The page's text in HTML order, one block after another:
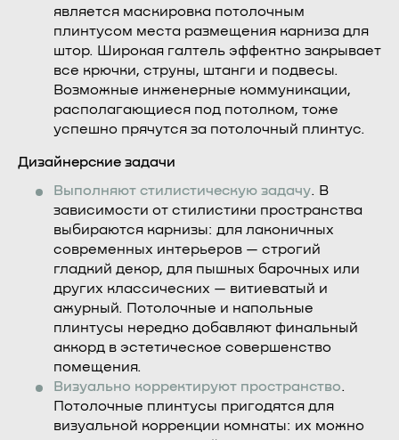
является маскировка потолочным
плинтусом места размещения карниза для
штор. Широкая галтель эффектно закрывает
все крючки, струны, штанги и подвесы.
Возможные инженерные коммуникации,
располагающиеся под потолком, тоже
успешно прячутся за потолочный плинтус.
Дизайнерские задачи
Выполняют стилистическую задачу. В
зависимости от стилистики пространства
выбираются карнизы: для лаконичных
современных интерьеров — строгий
гладкий декор, для пышных барочных или
других классических — витиеватый и
ажурный. Потолочные и напольные
плинтусы нередко добавляют финальный
аккорд в эстетическое совершенство
помещения.
Визуально корректируют пространство.
Потолочные плинтусы пригодятся для
визуальной коррекции комнаты: их можно